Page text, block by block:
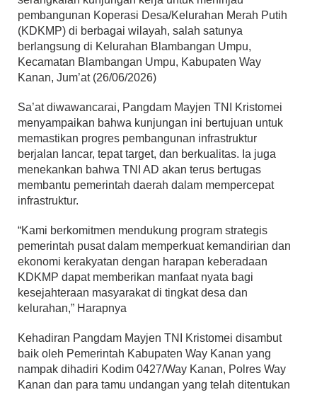
pembangunan Koperasi Desa/Kelurahan Merah Putih
(KDKMP) di berbagai wilayah, salah satunya
berlangsung di Kelurahan Blambangan Umpu,
Kecamatan Blambangan Umpu, Kabupaten Way
Kanan, Jum’at (26/06/2026)
Sa’at diwawancarai, Pangdam Mayjen TNI Kristomei
menyampaikan bahwa kunjungan ini bertujuan untuk
memastikan progres pembangunan infrastruktur
berjalan lancar, tepat target, dan berkualitas. Ia juga
menekankan bahwa TNI AD akan terus bertugas
membantu pemerintah daerah dalam mempercepat
infrastruktur.
“Kami berkomitmen mendukung program strategis
pemerintah pusat dalam memperkuat kemandirian dan
ekonomi kerakyatan dengan harapan keberadaan
KDKMP dapat memberikan manfaat nyata bagi
kesejahteraan masyarakat di tingkat desa dan
kelurahan,” Harapnya
Kehadiran Pangdam Mayjen TNI Kristomei disambut
baik oleh Pemerintah Kabupaten Way Kanan yang
nampak dihadiri Kodim 0427/Way Kanan, Polres Way
Kanan dan para tamu undangan yang telah ditentukan